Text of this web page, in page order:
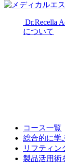
Dr.Recella
について
コース一覧
総合的に学
リフティン
製品活用術